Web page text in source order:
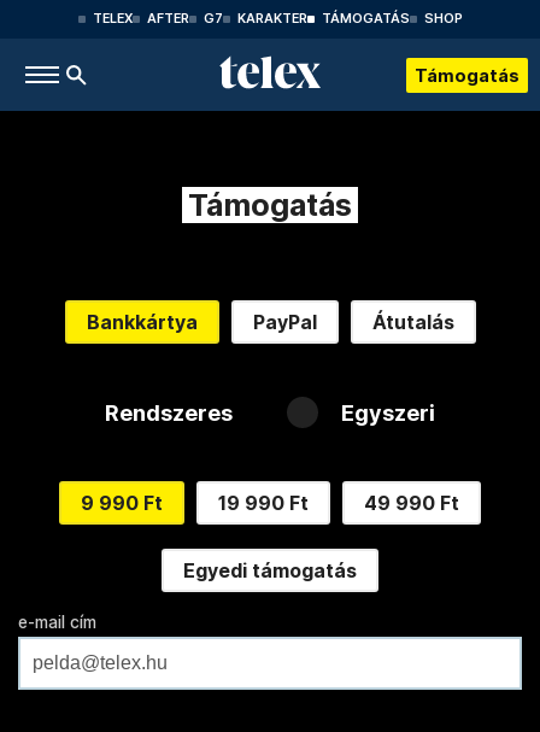
TELEX AFTER G7 KARAKTER TÁMOGATÁS SHOP
Támogatás
Támogatás
Bankkártya PayPal Átutalás
Rendszeres Egyszeri
9 990 Ft 19 990 Ft 49 990 Ft
Egyedi támogatás
e-mail cím